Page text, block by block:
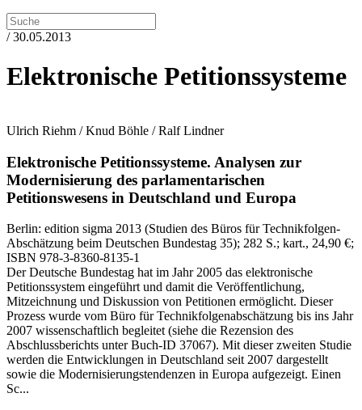
/ 30.05.2013
Elektronische Petitionssysteme
Ulrich Riehm / Knud Böhle / Ralf Lindner
Elektronische Petitionssysteme. Analysen zur
Modernisierung des parlamentarischen
Petitionswesens in Deutschland und Europa
Berlin: edition sigma 2013 (Studien des Büros für Technikfolgen-
Abschätzung beim Deutschen Bundestag 35); 282 S.; kart., 24,90 €;
ISBN 978-3-8360-8135-1
Der Deutsche Bundestag hat im Jahr 2005 das elektronische
Petitionssystem eingeführt und damit die Veröffentlichung,
Mitzeichnung und Diskussion von Petitionen ermöglicht. Dieser
Prozess wurde vom Büro für Technikfolgenabschätzung bis ins Jahr
2007 wissenschaftlich begleitet (siehe die Rezension des
Abschlussberichts unter Buch‑ID 37067). Mit dieser zweiten Studie
werden die Entwicklungen in Deutschland seit 2007 dargestellt
sowie die Modernisierungstendenzen in Europa aufgezeigt. Einen
Sc...